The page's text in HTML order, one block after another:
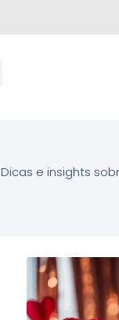
Dicas e insights